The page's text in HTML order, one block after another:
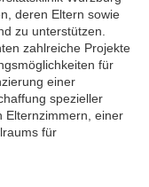
deren Eltern sowie
zu unterstützen.
zahlreiche Projekte
für
einer
spezieller
Elternzimmern, einer
für